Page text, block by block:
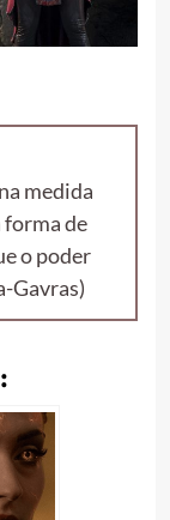
medida
de
o poder
Gavras)